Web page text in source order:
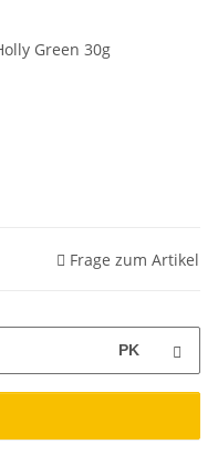
Green 30g
Frage zum Artikel
PK